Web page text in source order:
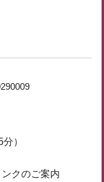
）
クのご案内